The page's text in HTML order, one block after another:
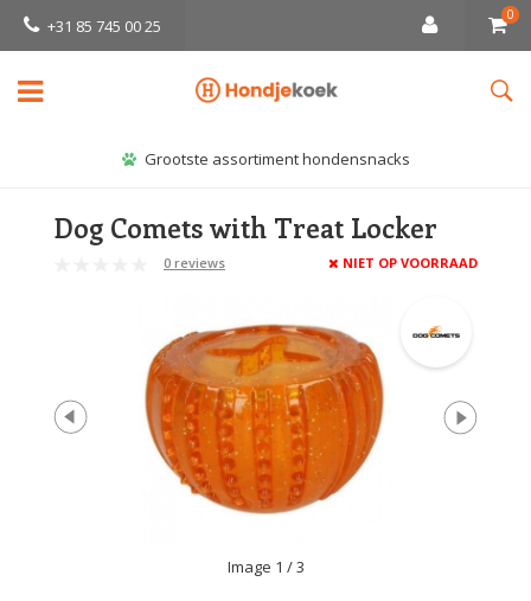
+31 85 745 00 25
0
Grootste assortiment hondensnacks
Dog Comets with Treat Locker
0 reviews NIET OP VOORRAAD
Image 1 / 3